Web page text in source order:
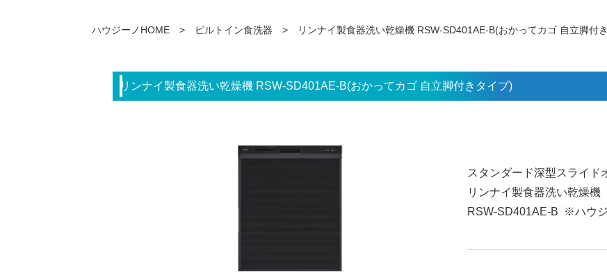
ハウジーノHOME ビルトイン食洗器 リンナイ製食器洗い乾燥機 RSW-SD401AE-B(おかってカゴ 自立脚付
リンナイ製食器洗い乾燥機 RSW-SD401AE-B(おかってカゴ 自立脚付きタイプ)
スタンダード深型スライド
リンナイ製食器洗い乾燥機
RSW-SD401AE-B ※ハウ